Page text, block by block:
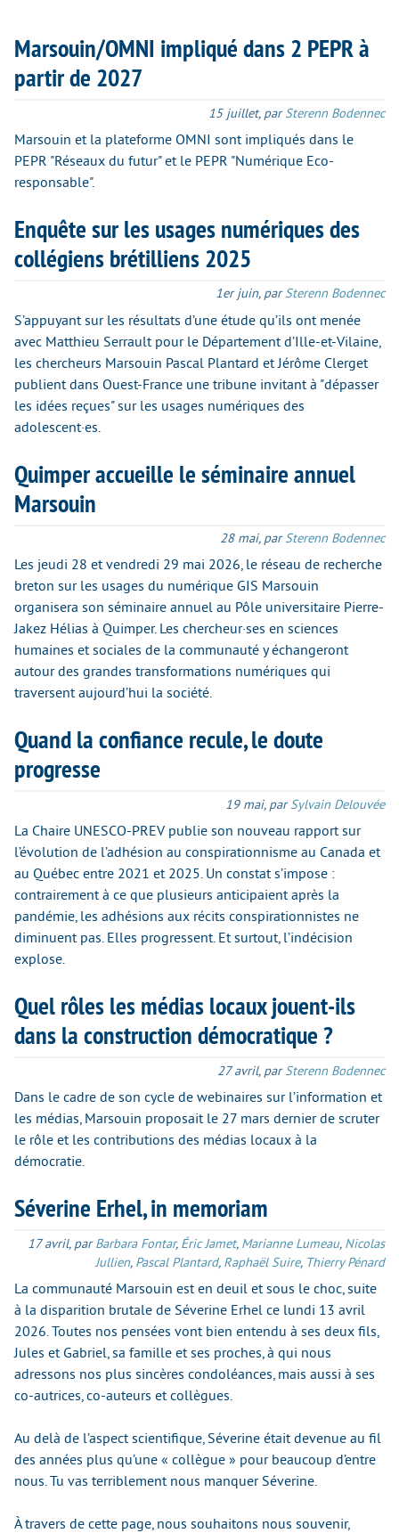
Marsouin/OMNI impliqué dans 2 PEPR à
partir de 2027
15 juillet, parSterenn Bodennec
Marsouin et la plateforme OMNI sont impliqués dans le
PEPR "Réseaux du futur" et le PEPR "Numérique Eco-
responsable".
Enquête sur les usages numériques des
collégiens brétilliens 2025
1er juin, parSterenn Bodennec
S’appuyant sur les résultats d’une étude qu’ils ont menée
avec Matthieu Serrault pour le Département d’Ille-et-Vilaine,
les chercheurs Marsouin Pascal Plantard et Jérôme Clerget
publient dans Ouest-France une tribune invitant à "dépasser
les idées reçues" sur les usages numériques des
adolescent·es.
Quimper accueille le séminaire annuel
Marsouin
28 mai, parSterenn Bodennec
Les jeudi 28 et vendredi 29 mai 2026, le réseau de recherche
breton sur les usages du numérique GIS Marsouin
organisera son séminaire annuel au Pôle universitaire Pierre-
Jakez Hélias à Quimper. Les chercheur·ses en sciences
humaines et sociales de la communauté y échangeront
autour des grandes transformations numériques qui
traversent aujourd’hui la société.
Quand la confiance recule, le doute
progresse
19 mai, parSylvain Delouvée
La Chaire UNESCO-PREV publie son nouveau rapport sur
l’évolution de l’adhésion au conspirationnisme au Canada et
au Québec entre 2021 et 2025. Un constat s’impose :
contrairement à ce que plusieurs anticipaient après la
pandémie, les adhésions aux récits conspirationnistes ne
diminuent pas. Elles progressent. Et surtout, l’indécision
explose.
Quel rôles les médias locaux jouent-ils
dans la construction démocratique ?
27 avril, parSterenn Bodennec
Dans le cadre de son cycle de webinaires sur l’information et
les médias, Marsouin proposait le 27 mars dernier de scruter
le rôle et les contributions des médias locaux à la
démocratie.
Séverine Erhel, in memoriam
17 avril, parBarbara Fontar, Éric Jamet, Marianne Lumeau, Nicolas
Jullien, Pascal Plantard, Raphaël Suire, Thierry Pénard
La communauté Marsouin est en deuil et sous le choc, suite
à la disparition brutale de Séverine Erhel ce lundi 13 avril
2026. Toutes nos pensées vont bien entendu à ses deux fils,
Jules et Gabriel, sa famille et ses proches, à qui nous
adressons nos plus sincères condoléances, mais aussi à ses
co-autrices, co-auteurs et collègues.
Au delà de l’aspect scientifique, Séverine était devenue au fil
des années plus qu’une « collègue » pour beaucoup d’entre
nous. Tu vas terriblement nous manquer Séverine.
À travers de cette page, nous souhaitons nous souvenir,